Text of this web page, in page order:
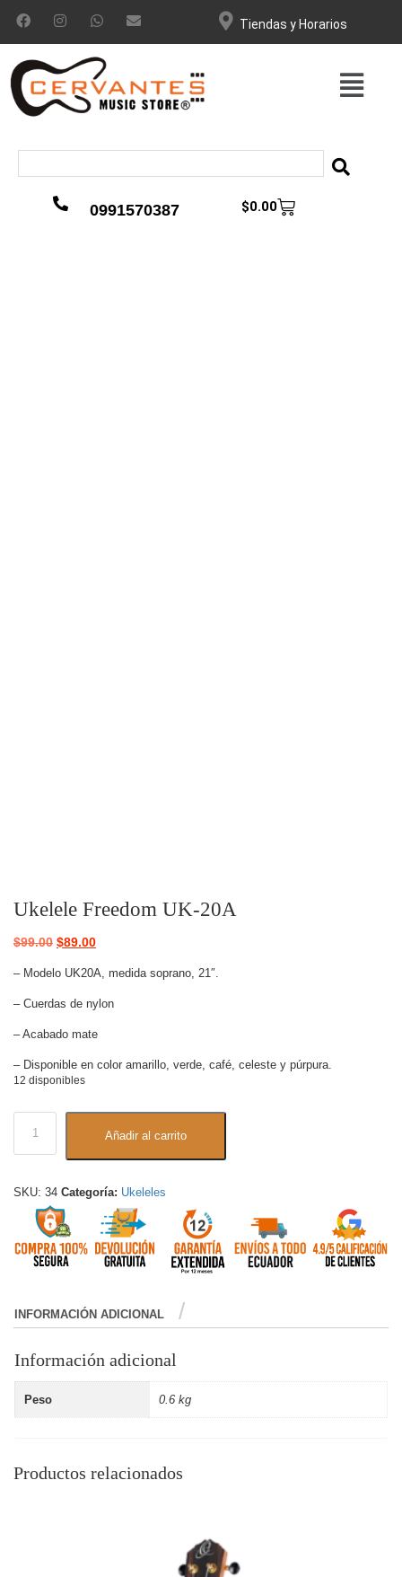
Tiendas y Horarios
0991570387 $0.00
Ukelele Freedom UK-20A
$99.00 $89.00
– Modelo UK20A, medida soprano, 21″.
– Cuerdas de nylon
– Acabado mate
– Disponible en color amarillo, verde, café, celeste y púrpura.
12 disponibles
Añadir al carrito
SKU: 34 Categoría: Ukeleles
INFORMACIÓN ADICIONAL
Información adicional
Peso 0.6 kg
Productos relacionados